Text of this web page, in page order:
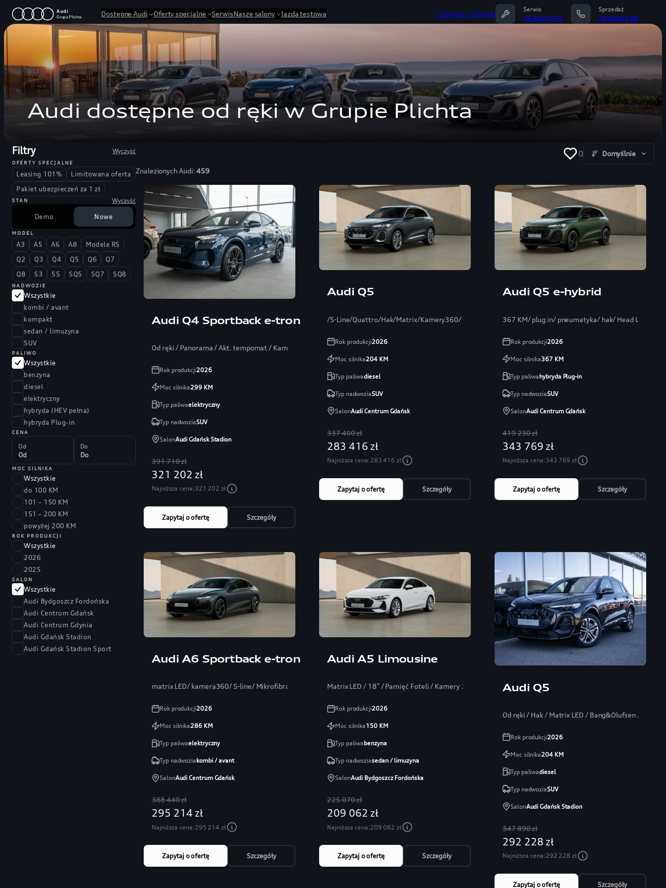
Przejdź
do
treści
Dostępne Audi Oferty specjalne SerwisNasze salony Jazda testowa Zapytaj o ofertę
Serwis
58 350 25 55
Sprzedaż
58 350 22 00
Audi dostępne od ręki w Grupie Plichta
Filtry Wyczyść
OFERTY SPECJALNE
Leasing 101%
Limitowana oferta
Pakiet ubezpieczeń za 1 zł
STAN Wyczyść
Demo Nowe
MODEL
A3 A5 A6 A8
Modele RS
Q2
Q3 Q4 Q5 Q6
Q7
Q8
S3 S5 SQ5 SQ7 SQ8
NADWOZIE
Wszystkie
kombi / avant
kompakt
sedan / limuzyna
SUV
PALIWO
Wszystkie
benzyna
diesel
elektryczny
hybryda (HEV pełna)
hybryda Plug-in
CENA
Od Do
MOC SILNIKA
Wszystkie
do 100 KM
101 – 150 KM
151 – 200 KM
powyżej 200 KM
ROK PRODUKCJI
Wszystkie
2026
2025
SALON
Wszystkie
Audi Bydgoszcz Fordońska
Audi Centrum Gdańsk
Audi Centrum Gdynia
Audi Gdańsk Stadion
Audi Gdańsk Stadion Sport
0 Domyślnie
Znalezionych Audi:459
Audi Q4 Sportback e-tron
Od ręki / Panorama / Akt. tempomat / Kamera 360 / Audio SONOS
Rok produkcji2026
Moc silnika299KM
Typ paliwaelektryczny
Typ nadwoziaSUV
SalonAudi Gdańsk Stadion
391 710 zł
321 202 zł
Najniższa cena:321 202 zł
Zapytaj o ofertę Szczegóły
Audi Q5
/S-Line/Quattro/Hak/Matrix/Kamery360/
Rok produkcji2026
Moc silnika204KM
Typ paliwadiesel
Typ nadwoziaSUV
SalonAudi Centrum Gdańsk
337 400 zł
283 416 zł
Najniższa cena:283 416 zł
Zapytaj o ofertę Szczegóły
Audi Q5 e-hybrid
367 KM/ plug in/ pneumatyka/ hak/ Head Up/
Rok produkcji2026
Moc silnika367KM
Typ paliwahybryda Plug-in
Typ nadwoziaSUV
SalonAudi Centrum Gdańsk
419 230 zł
343 769 zł
Najniższa cena:343 769 zł
Zapytaj o ofertę Szczegóły
Audi A6 Sportback e-tron
matrix LED/ kamera360/ S-line/ Mikrofibra/ Bang/ ambiente+
Rok produkcji2026
Moc silnika286KM
Typ paliwaelektryczny
Typ nadwoziakombi / avant
SalonAudi Centrum Gdańsk
388 440 zł
295 214 zł
Najniższa cena:295 214 zł
Zapytaj o ofertę Szczegóły
Audi A5 Limousine
Matrix LED / 18” / Pamięć Foteli / Kamery 360
Rok produkcji2026
Moc silnika150KM
Typ paliwabenzyna
Typ nadwoziasedan / limuzyna
SalonAudi Bydgoszcz Fordońska
225 070 zł
209 062 zł
Najniższa cena:209 062 zł
Zapytaj o ofertę Szczegóły
Audi Q5
Od ręki / Hak / Matrix LED / Bang&Olufsen / Head-
Rok produkcji2026
Moc silnika204KM
Typ paliwadiesel
Typ nadwoziaSUV
SalonAudi Gdańsk Stadion
347 890 zł
292 228 zł
Najniższa cena:292 228 zł
Zapytaj o ofertę Szczegóły